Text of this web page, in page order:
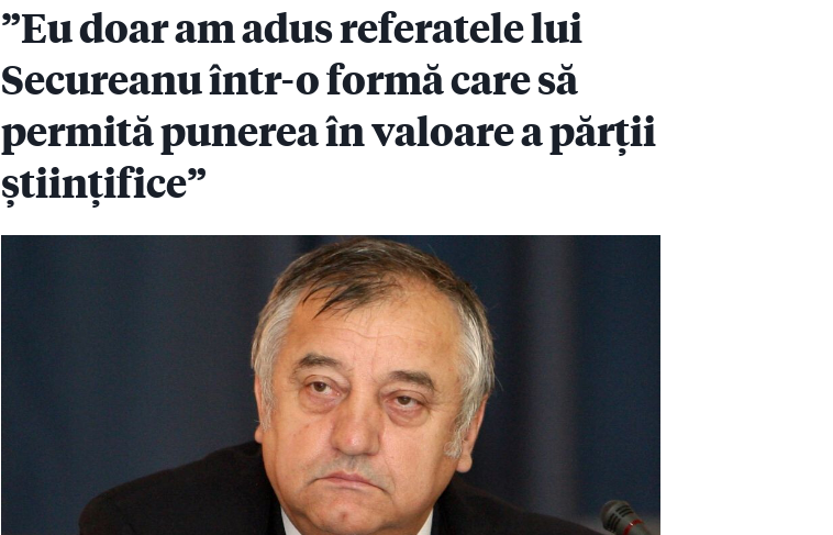
”Eu doar am adus referatele lui
Secureanu într-o formă care să
permită punerea în valoare a părții
științifice”